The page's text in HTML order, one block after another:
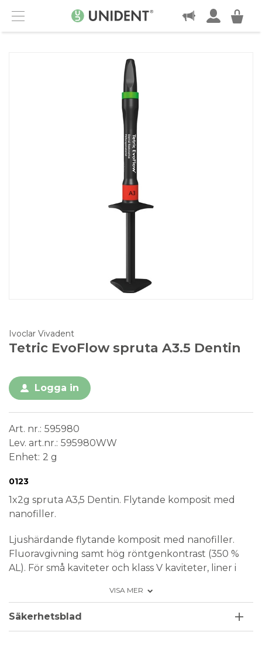
Menu
KONTAKT
Ivoclar Vivadent
Tetric EvoFlow spruta A3.5 Dentin
Logga in
Art. nr. 595980
Lev. art.nr. 595980WW
Enhet 2 g
Medical Device
0123
1x2g spruta A3,5 Dentin. Flytande komposit med
nanofiller.
Ljushärdande flytande komposit med nanofiller.
Fluoravgivning samt hög röntgenkontrast (350 %
AL). För små kaviteter och klass V kaviteter, liner i
restaurationer med en tjocklek upp till 2mm)
Poleras lätt till högglans. Färg: A3,5 Dentin.
VISA MER
Säkerhetsblad